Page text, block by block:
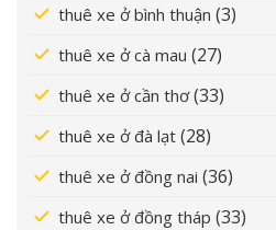
thuê xe ở bình thuận (3)
thuê xe ở cà mau (27)
thuê xe ở cần thơ(33)
thuê xe ở đà lạt (28)
thuê xe ở đồng nai (36)
thuê xe ở đồng tháp (33)